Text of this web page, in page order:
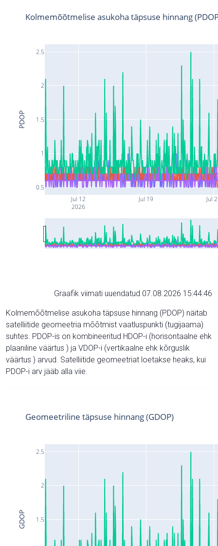
Jul 12
2026
Jul 19 Jul
0.5
1
1.5
2
2.5
Kolmemõõtmelise asukoha täpsuse hinnang
PDOP
Graafik viimati uuendatud 07.08.2026 15:44:46
Kolmemõõtmelise asukoha täpsuse hinnang (PDOP) näitab
satelliitide geomeetria mõõtmist vaatluspunkti (tugijaama)
suhtes. PDOP-is on kombineeritud HDOP-i (horisontaalne ehk
plaaniline väärtus ) ja VDOP-i (vertikaalne ehk kõrguslik
väärtus ) arvud. Satelliitide geomeetriat loetakse heaks, kui
PDOP-i arv jääb alla viie.
1.5
2
2.5
Geomeetriline täpsuse hinnang (GDOP)
GDOP